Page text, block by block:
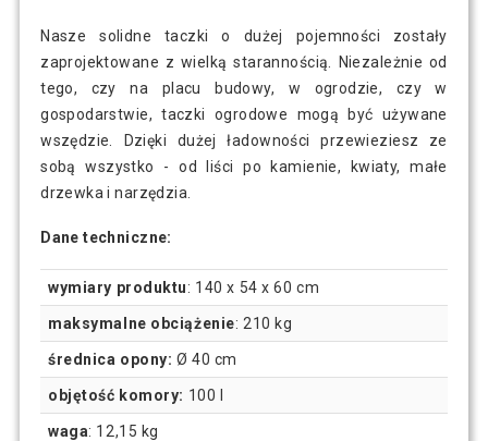
Nasze solidne taczki o dużej pojemności zostały
zaprojektowane z wielką starannością. Niezależnie od
tego, czy na placu budowy, w ogrodzie, czy w
gospodarstwie, taczki ogrodowe mogą być używane
wszędzie. Dzięki dużej ładowności przewieziesz ze
sobą wszystko - od liści po kamienie, kwiaty, małe
drzewka i narzędzia.
Dane techniczne:
wymiary produktu: 140 x 54 x 60 cm
maksymalne obciążenie: 210 kg
średnica opony: Ø 40 cm
objętość komory: 100 l
waga: 12,15 kg